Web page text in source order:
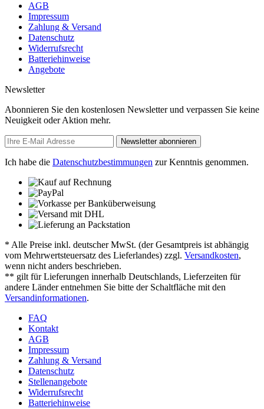
AGB
Impressum
Zahlung & Versand
Datenschutz
Widerrufsrecht
Batteriehinweise
Angebote
Newsletter
Abonnieren Sie den kostenlosen Newsletter und verpassen Sie keine
Neuigkeit oder Aktion mehr.
Newsletter abonnieren
Ich habe die Datenschutzbestimmungen zur Kenntnis genommen.
* Alle Preise inkl. deutscher MwSt. (der Gesamtpreis ist abhängig
vom Mehrwertsteuersatz des Lieferlandes) zzgl. Versandkosten,
wenn nicht anders beschrieben.
** gilt für Lieferungen innerhalb Deutschlands, Lieferzeiten für
andere Länder entnehmen Sie bitte der Schaltfläche mit den
Versandinformationen.
FAQ
Kontakt
AGB
Impressum
Zahlung & Versand
Datenschutz
Stellenangebote
Widerrufsrecht
Batteriehinweise